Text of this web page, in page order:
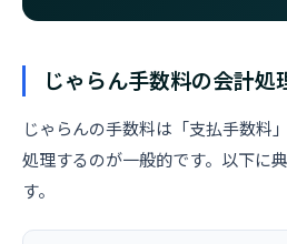
じゃらん手数料の会計処
じゃらんの手数料は「支払手数料
処理するのが一般的です。以下に
す。